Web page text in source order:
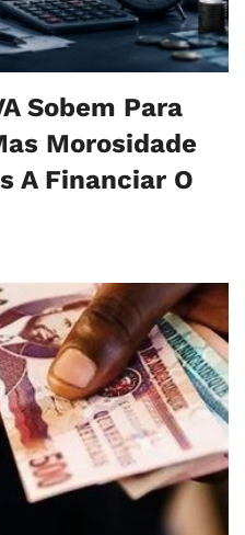
Sobem Para
Morosidade
A Financiar O